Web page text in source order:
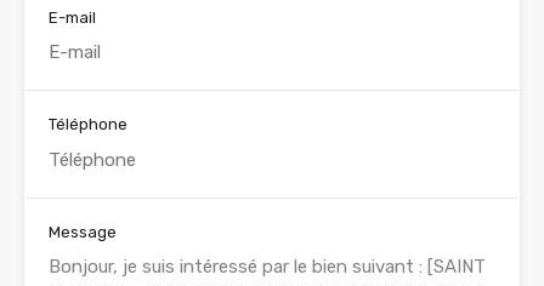
E-mail
Téléphone
Message